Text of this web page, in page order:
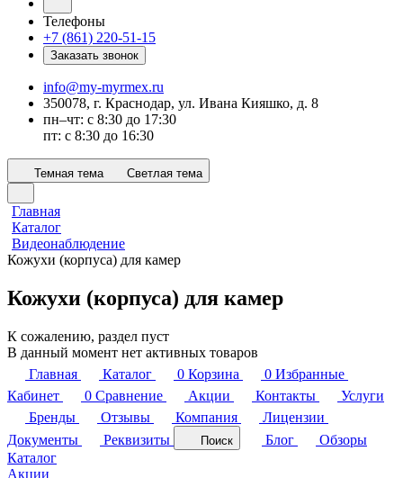
Телефоны
+7 (861) 220-51-15
Заказать звонок
info@my-myrmex.ru
350078, г. Краснодар, ул. Ивана Кияшко, д. 8
пн–чт: с 8:30 до 17:30
пт: с 8:30 до 16:30
Темная тема Светлая тема
Главная
Каталог
Видеонаблюдение
Кожухи (корпуса) для камер
Кожухи (корпуса) для камер
К сожалению, раздел пуст
В данный момент нет активных товаров
Главная
Каталог 0 Корзина 0 Избранные
Кабинет
0 Сравнение Акции Контакты
Услуги
Бренды
Отзывы Компания
Лицензии
Документы
Реквизиты Поиск Блог
Обзоры
Каталог
Акции